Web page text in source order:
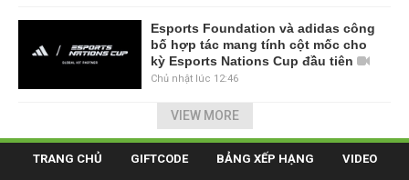
Esports Foundation và adidas công
bố hợp tác mang tính cột mốc cho
kỳ Esports Nations Cup đầu tiên
Chủ nhật lúc 12:46
VIEW MORE
TRANG CHỦ GIFTCODE BẢNG XẾP HẠNG VIDEO